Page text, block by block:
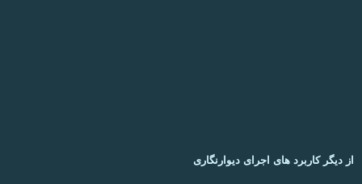
از دیگر کاربرد های اجرای دیوارنگاری